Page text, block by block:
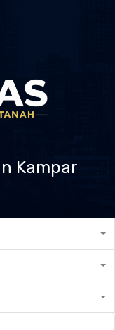
Kampar